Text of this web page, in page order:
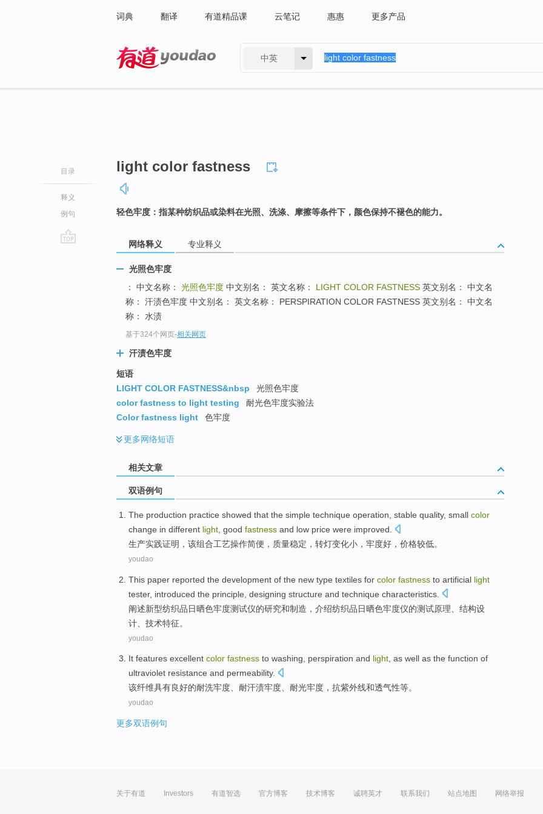
词典 翻译 有道精品课 云笔记 惠惠 更多产品
中英
目录
释义
例句
light color fastness
轻色牢度：指某种纺织品或染料在光照、洗涤、摩擦等条件下，颜色保持不褪色的能力。
网络释义 专业释义
光照色牢度
： 中文名称： 光照色牢度 中文别名： 英文名称： LIGHT COLOR FASTNESS 英文别名： 中文名
称： 汗渍色牢度 中文别名： 英文名称： PERSPIRATION COLOR FASTNESS 英文别名： 中文名
称： 水渍
基于324个网页-相关网页
汗渍色牢度
短语
LIGHT COLOR FASTNESS&nbsp
光照色牢度
color fastness to light testing
耐光色牢度实验法
Color fastness light
色牢度
更多网络短语
相关文章
双语例句
The production practice showed that the simple technique operation stable quality, small color
change in different light good fastness and low price were improved.
生产实践证明 ， 该组合工艺操作简便 ， 质量稳定 ，转灯变化小 ， 牢度好 ， 价格较低。
youdao
This paper reported the development of the new type textiles for color fastness to artificial light
tester, introduced the principle designing structure and technique characteristics
阐述新型纺织品日晒色牢度测试仪的研究和制造， 介绍纺织品日晒色牢度仪的测试原理 结构设
计 、技术特征。
youdao
It features excellent color fastness to washing, perspiration and light, as well as the function of
ultraviolet resistance and permeability.
该纤维具有良好的耐洗牢度、耐汗渍牢度、耐光牢度， 抗紫外线和透气性等。
youdao
更多双语例句
关于有道 Investors 有道智选 官方博客 技术博客 诚聘英才 联系我们 站点地图 网络举报